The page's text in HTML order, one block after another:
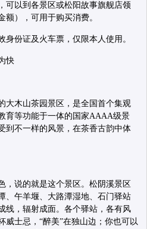
可以到各景区或松阳故事旗舰店领
额），可用于购买消费。
身份证及火车票，仅限本人使用。
快
大木山茶园景区，是全国首个集观
育等功能于一体的国家AAAA级景
到不一样的风景，在茶香古韵中体
，说的就是这个景区。松阴溪景区
、午羊堰、大路潭湿地、石门驿站
线，辐射成面。各个驿站，各有风
威士忌，“醉美”在独山边；你也可以